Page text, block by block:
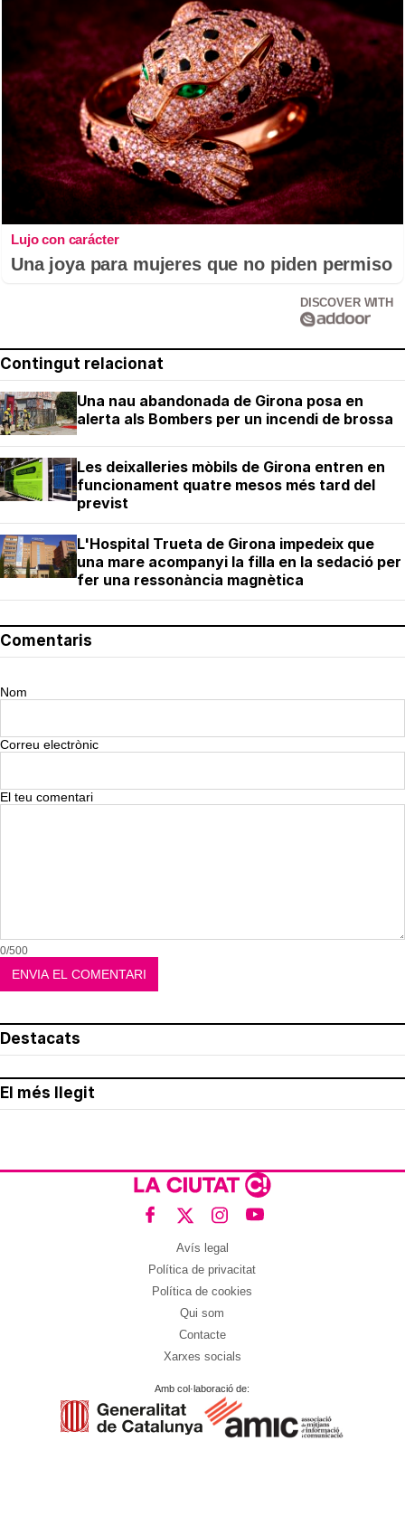
Lujo con carácter
Una joya para mujeres que no piden permiso
DISCOVER WITH
Contingut relacionat
Una nau abandonada de Girona posa en
alerta als Bombers per un incendi de brossa
Les deixalleries mòbils de Girona entren en
funcionament quatre mesos més tard del
previst
L'Hospital Trueta de Girona impedeix que
una mare acompanyi la filla en la sedació per
fer una ressonància magnètica
Comentaris
Nom
Correu electrònic
El teu comentari
0/500
Destacats
El més llegit
Avís legal
Política de privacitat
Política de cookies
Qui som
Contacte
Xarxes socials
Amb col·laboració de: